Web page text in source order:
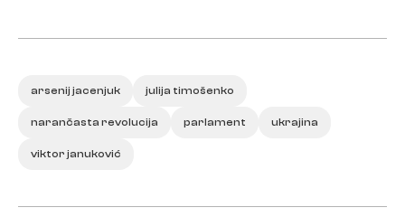
arsenij jacenjuk julija timošenko
narančasta revolucija parlament ukrajina
viktor januković